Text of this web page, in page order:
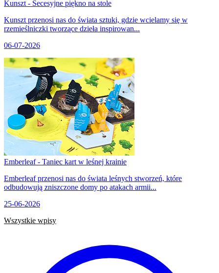
Kunszt - Secesyjne piękno na stole
Kunszt przenosi nas do świata sztuki, gdzie wcielamy się w
rzemieślniczki tworzące dzieła inspirowan...
06-07-2026
Emberleaf - Taniec kart w leśnej krainie
Emberleaf przenosi nas do świata leśnych stworzeń, które
odbudowują zniszczone domy po atakach armii...
25-06-2026
Wszystkie wpisy